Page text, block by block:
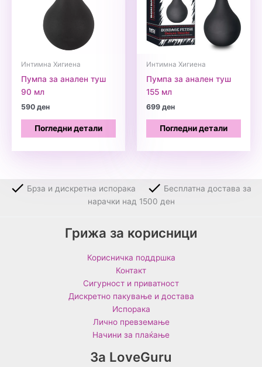
Интимна Хигиена
Пумпа за анален туш
90 мл
590ден
Погледни детали
Интимна Хигиена
Пумпа за анален туш
155 мл
699ден
Погледни детали
Брза и дискретна испорака
Бесплатна достава за
нарачки над 1500 ден
Грижа за корисници
Корисничка поддршка
Контакт
Сигурност и приватност
Дискретно пакување и достава
Испорака
Лично превземање
Начини за плаќање
За LoveGuru